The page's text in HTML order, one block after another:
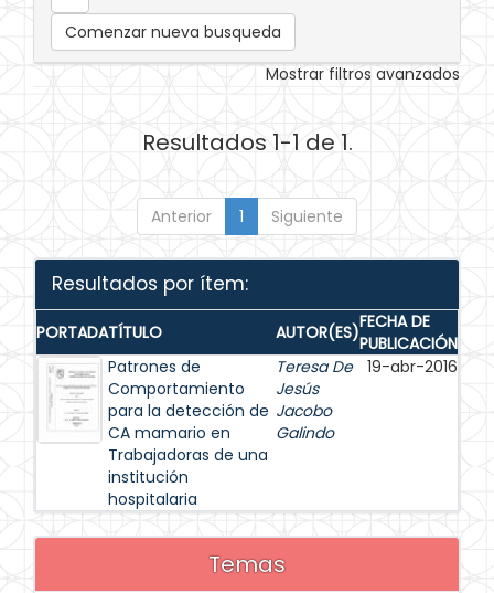
Comenzar nueva busqueda
Mostrar filtros avanzados
Resultados 1-1 de 1.
Anterior 1 Siguiente
Resultados por ítem:
PORTADATÍTULO AUTOR(ES)FECHA DE
PUBLICACIÓN
Patrones de
Comportamiento
para la detección de
CA mamario en
Trabajadoras de una
institución
hospitalaria
Teresa De
Jesús
Jacobo
Galindo
19-abr-2016
Temas